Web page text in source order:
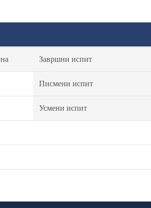
Завршни испит
Писмени испит
Усмени испит